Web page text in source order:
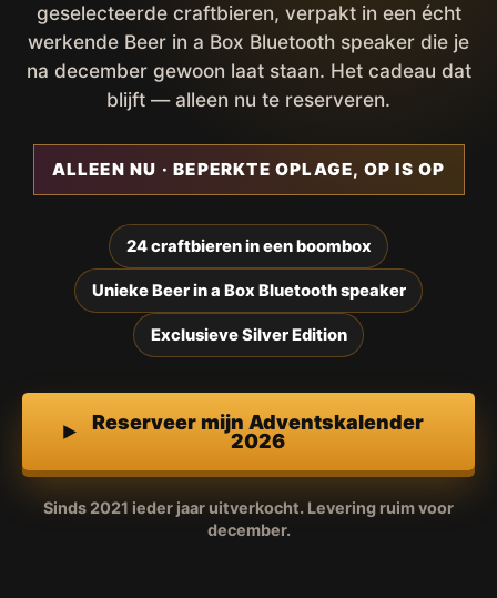
geselecteerde craftbieren, verpakt in een écht
werkende Beer in a Box Bluetooth speaker die je
na december gewoon laat staan. Het cadeau dat
blijft — alleen nu te reserveren.
ALLEEN NU · BEPERKTE OPLAGE, OP IS OP
24 craftbieren in een boombox
Unieke Beer in a Box Bluetooth speaker
Exclusieve Silver Edition
Reserveer mijn Adventskalender
2026
Sinds 2021 ieder jaar uitverkocht. Levering ruim voor
december.